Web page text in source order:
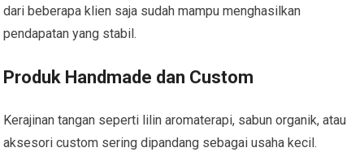
dari beberapa klien saja sudah mampu menghasilkan
pendapatan yang stabil.
Produk Handmade dan Custom
Kerajinan tangan seperti lilin aromaterapi, sabun organik, atau
aksesori custom sering dipandang sebagai usaha kecil.